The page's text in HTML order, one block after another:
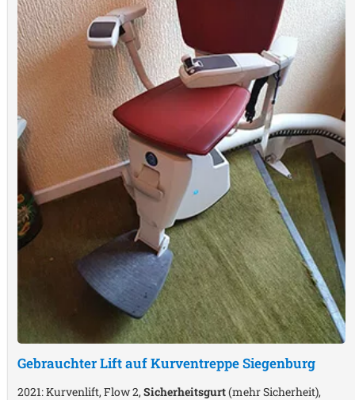
Gebrauchter Lift auf KurventreppeSiegenburg
2021: Kurvenlift, Flow 2, Sicherheitsgurt(mehr Sicherheit),